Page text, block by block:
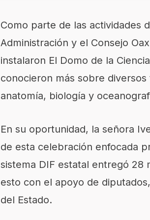
Como parte de las actividades
Administración y el Consejo
instalaron El Domo de la
conocieron más sobre
anatomía, biología y
En su oportunidad, la señora
de esta celebración enfocada
sistema DIF estatal entregó 28
esto con el apoyo de
del Estado.